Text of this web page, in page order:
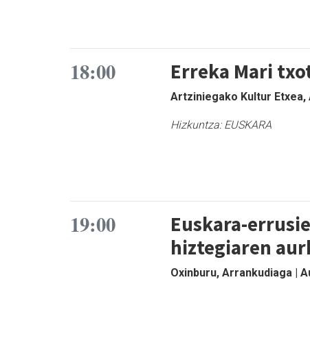
18:00 Erreka Mari
Artziniegako Kultur
Hizkuntza:EUSKARA
19:00
Euskara-
hiztegiaren
Oxinburu, Arrankudiaga |